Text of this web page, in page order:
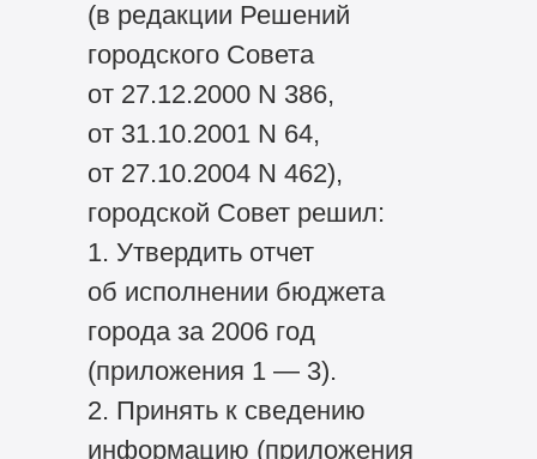
(в редакции Решений
городского Совета
от 27.12.2000 N 386,
от 31.10.2001 N 64,
от 27.10.2004 N 462),
городской Совет решил:
1. Утвердить отчет
об исполнении бюджета
города за 2006 год
(приложения 1 — 3).
2. Принять к сведению
информацию (приложения